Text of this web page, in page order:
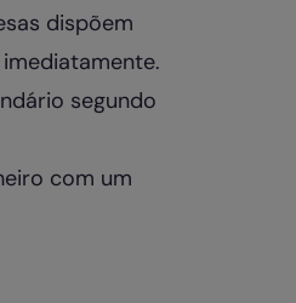
dispõem
segundo
com um